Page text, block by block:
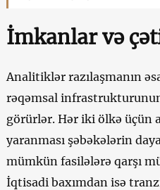
İmkanlar və
Analitiklər razılaşmanın
rəqəmsal
görürlər. Hər iki ölkə üçün
yaranması şəbəkələrin
mümkün fasilələrə qarşı
İqtisadi baxımdan isə